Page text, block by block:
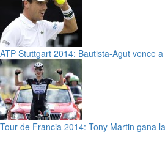
ATP Stuttgart 2014: Bautista-Agut vence
Tour de Francia 2014: Tony Martin gana